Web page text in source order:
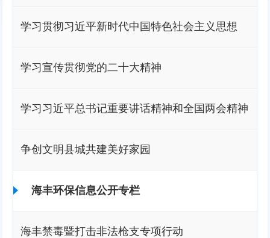
学习贯彻习近平新时代中国特色社会主义思想
学习宣传贯彻党的二十大精神
学习习近平总书记重要讲话精神和全国两会精神
争创文明县城共建美好家园
海丰环保信息公开专栏
海丰禁毒暨打击非法枪支专项行动